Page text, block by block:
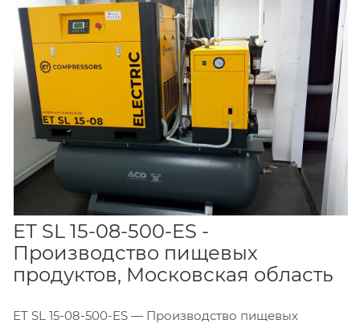
ET SL 15-08-500-ES -
Производство пищевых
продуктов, Московская область
ET SL 15-08-500-ES — Производство пищевых